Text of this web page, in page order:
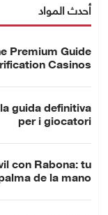
أحدث المواد
Premium Guide
Casinos
guida definitiva
per i giocatori
con Rabona: tu
de la mano